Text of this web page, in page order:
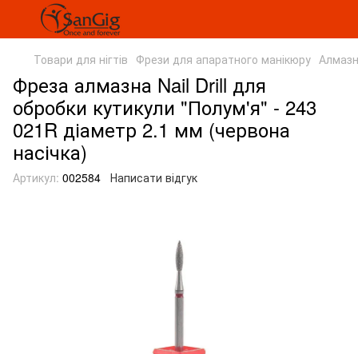
Товари для нігтів Фрези для апаратного манікюру
Фреза алмазна Nail Drill для
обробки кутикули "Полум'я" - 243
021R діаметр 2.1 мм (червона
насічка)
Артикул: 002584 Написати відгук